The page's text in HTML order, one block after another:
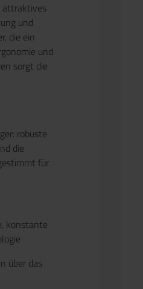
attraktives
und
die ein
und
sorgt die
robuste
die
für
konstante
über das